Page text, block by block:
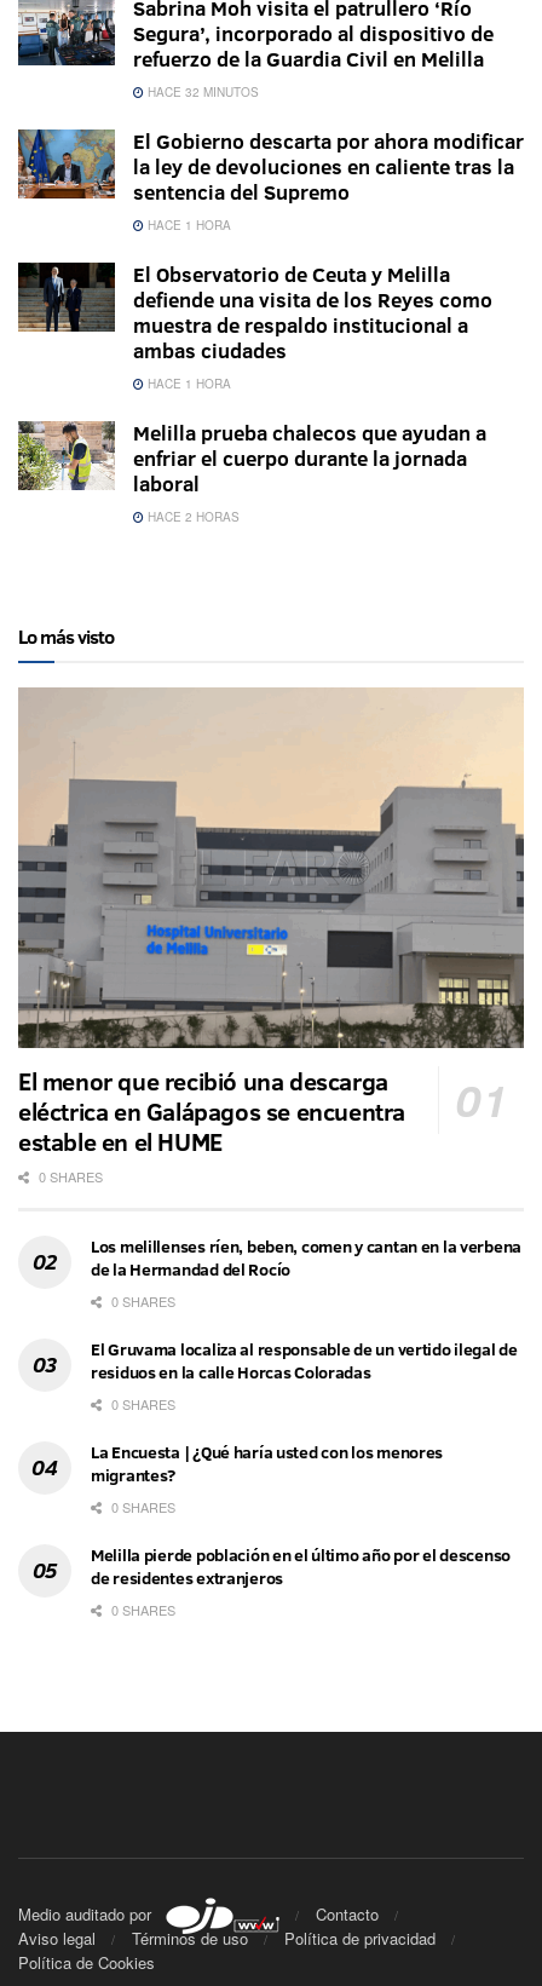
Sabrina Moh visita el patrullero ‘Río
Segura’, incorporado al dispositivo de
refuerzo de la Guardia Civil en Melilla
HACE 32 MINUTOS
El Gobierno descarta por ahora modificar
la ley de devoluciones en caliente tras la
sentencia del Supremo
HACE 1 HORA
El Observatorio de Ceuta y Melilla
defiende una visita de los Reyes como
muestra de respaldo institucional a
ambas ciudades
HACE 1 HORA
Melilla prueba chalecos que ayudan a
enfriar el cuerpo durante la jornada
laboral
HACE 2 HORAS
Lo más visto
El menor que recibió una descarga
eléctrica en Galápagos se encuentra
estable en el HUME
0 SHARES
Los melillenses ríen, beben, comen y cantan en la verbena
de la Hermandad del Rocío
0 SHARES
El Gruvama localiza al responsable de un vertido ilegal de
residuos en la calle Horcas Coloradas
0 SHARES
La Encuesta | ¿Qué haría usted con los menores
migrantes?
0 SHARES
Melilla pierde población en el último año por el descenso
de residentes extranjeros
0 SHARES
Medio auditado por
Contacto
Aviso legal
Términos de uso
Política de privacidad
Política de Cookies